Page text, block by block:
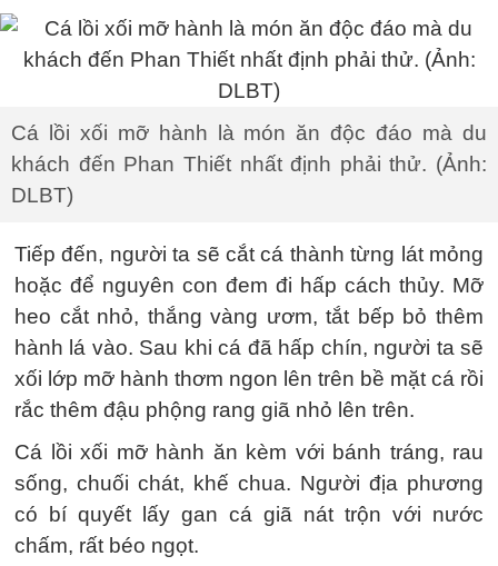
Cá lồi xối mỡ hành là món ăn độc đáo mà du
khách đến Phan Thiết nhất định phải thử. (Ảnh:
DLBT)
Tiếp đến, người ta sẽ cắt cá thành từng lát mỏng
hoặc để nguyên con đem đi hấp cách thủy. Mỡ
heo cắt nhỏ, thắng vàng ươm, tắt bếp bỏ thêm
hành lá vào. Sau khi cá đã hấp chín, người ta sẽ
xối lớp mỡ hành thơm ngon lên trên bề mặt cá rồi
rắc thêm đậu phộng rang giã nhỏ lên trên.
Cá lồi xối mỡ hành ăn kèm với bánh tráng, rau
sống, chuối chát, khế chua. Người địa phương
có bí quyết lấy gan cá giã nát trộn với nước
chấm, rất béo ngọt.